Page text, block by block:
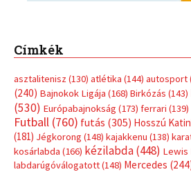
Címkék
asztalitenisz (130) atlétika (144) autosport
(240) Bajnokok Ligája (168) Birkózás (143)
(530) Európabajnokság (173) ferrari (139)
Futball (760) futás (305) Hosszú
(181) Jégkorong (148) kajakkenu (138)
kosárlabda (166) kézilabda(448) Lewis
labdarúgóválogatott(148) Mercedes